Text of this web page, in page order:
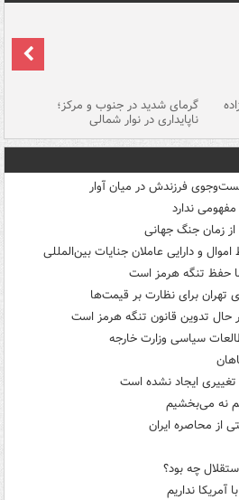
گرمای شدید در جنوب و مرکز؛
ناپایداری در نوار شمالی
فرزندش در میان آوار
ندارد
زمان جنگ جهانی
و دارایی عاملان جنایات بین‌المللی
حفظ تنگه هرمز است
برای نظارت بر قیمت‌ها
حال تدوین قانون تنگه هرمز است
سیاسی وزارت خارجه
ایجاد نشده است
نه می‌بخشیم
از محاصره ایران
چه بود؟
آمریکا نداریم